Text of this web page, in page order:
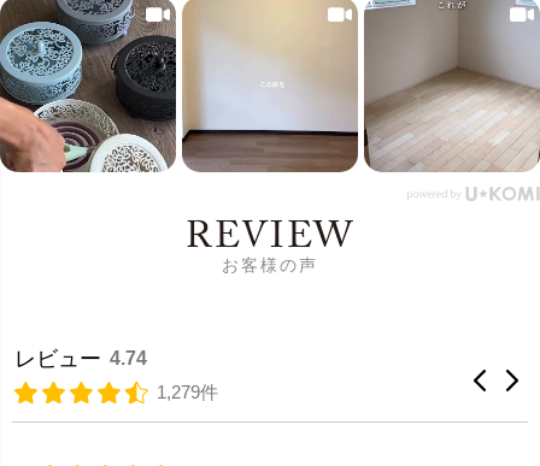
REVIEW
お客様の声
レビュー 4.74
1,279件